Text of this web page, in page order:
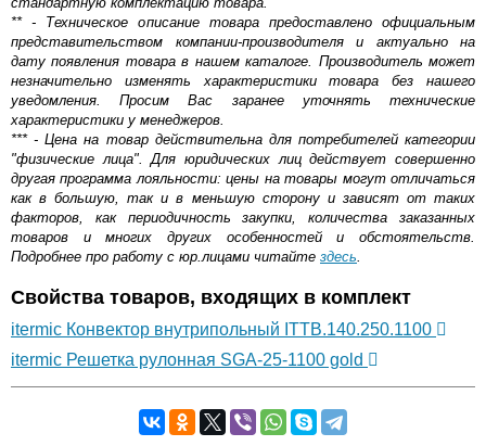
** - Техническое описание товара предоставлено официальным
представительством компании-производителя и актуально на
дату появления товара в нашем каталоге. Производитель может
незначительно изменять характеристики товара без нашего
уведомления. Просим Вас заранее уточнять технические
характеристики у менеджеров.
*** - Цена на товар действительна для потребителей категории
"физические лица". Для юридических лиц действует совершенно
другая программа лояльности: цены на товары могут отличаться
как в большую, так и в меньшую сторону и зависят от таких
факторов, как периодичность закупки, количества заказанных
товаров и многих других особенностей и обстоятельств.
Подробнее про работу с юр.лицами читайте здесь.
Свойства товаров, входящих в комплект
itermic Конвектор внутрипольный ITTB.140.250.1100
itermic Решетка рулонная SGA-25-1100 gold